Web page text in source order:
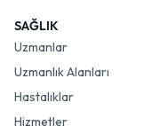
SAĞLIK
Uzmanlar
Uzmanlık Alanları
Hastalıklar
Hizmetler